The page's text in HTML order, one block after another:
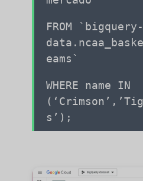
FROM
eams`
WHERE name IN
s’);